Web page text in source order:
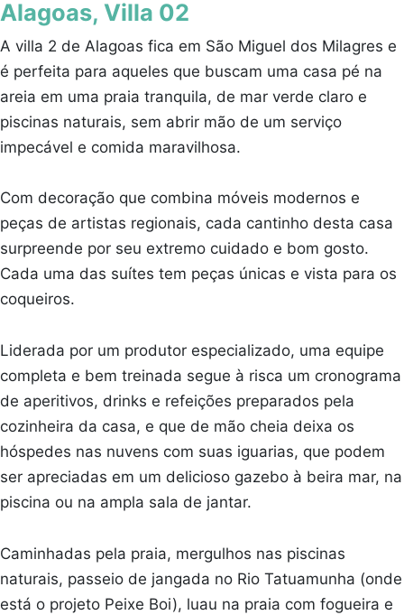
Alagoas, Villa 02
A villa 2 de Alagoas fica em São Miguel dos Milagres e
é perfeita para aqueles que buscam uma casa pé na
areia em uma praia tranquila, de mar verde claro e
piscinas naturais, sem abrir mão de um serviço
impecável e comida maravilhosa.
Com decoração que combina móveis modernos e
peças de artistas regionais, cada cantinho desta casa
surpreende por seu extremo cuidado e bom gosto.
Cada uma das suítes tem peças únicas e vista para os
coqueiros.
Liderada por um produtor especializado, uma equipe
completa e bem treinada segue à risca um cronograma
de aperitivos, drinks e refeições preparados pela
cozinheira da casa, e que de mão cheia deixa os
hóspedes nas nuvens com suas iguarias, que podem
ser apreciadas em um delicioso gazebo à beira mar, na
piscina ou na ampla sala de jantar.
Caminhadas pela praia, mergulhos nas piscinas
naturais, passeio de jangada no Rio Tatuamunha (onde
está o projeto Peixe Boi), luau na praia com fogueira e